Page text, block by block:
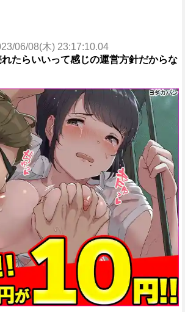
06/08(木) 23:17:10.04
たらいいって感じの運営方針だからな